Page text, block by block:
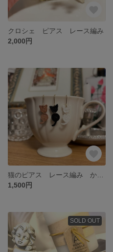
クロシェ ピアス レース編み
2,000円
1,500円
SOLD OUT